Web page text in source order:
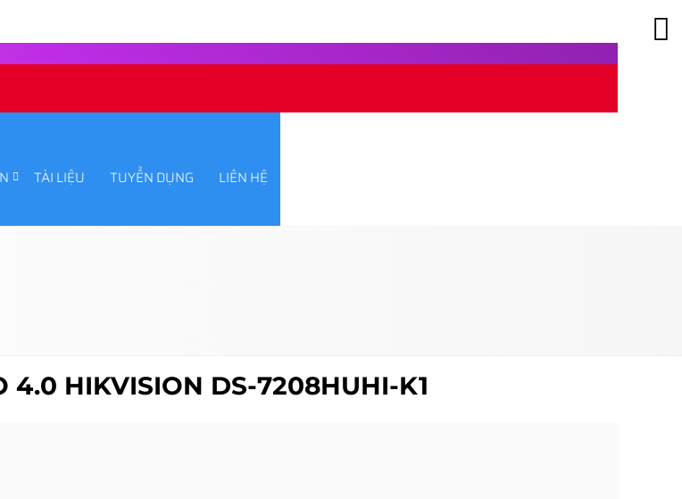
TÀI LIỆU TUYỂN DỤNG LIÊN HỆ
HIKVISION DS-7208HUHI-K1